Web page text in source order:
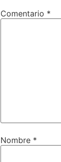
Comentario *
Nombre *